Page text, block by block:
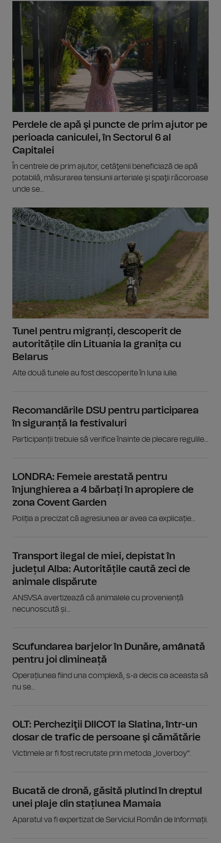
Perdele de apă şi puncte de prim ajutor pe
perioada caniculei, în Sectorul 6 al
Capitalei
În centrele de prim ajutor, cetăţenii beneficiază de apă
potabilă, măsurarea tensiunii arteriale şi spaţii răcoroase
unde se...
Tunel pentru migranți, descoperit de
autoritățile din Lituania la granița cu
Belarus
Alte două tunele au fost descoperite în luna iulie.
Recomandările DSU pentru participarea
în siguranță la festivaluri
Participanții trebuie să verifice înainte de plecare regulile...
LONDRA: Femeie arestată pentru
înjunghierea a 4 bărbați în apropiere de
zona Covent Garden
Poliția a precizat că agresiunea ar avea ca explicație...
Transport ilegal de miei, depistat în
județul Alba: Autoritățile caută zeci de
animale dispărute
ANSVSA avertizează că animalele cu proveniență
necunoscută și...
Scufundarea barjelor în Dunăre, amânată
pentru joi dimineață
Operațiunea fiind una complexă, s-a decis ca aceasta să
nu se...
OLT: Percheziţii DIICOT la Slatina, într-un
dosar de trafic de persoane şi cămătărie
Victimele ar fi fost recrutate prin metoda „loverboy”.
Bucată de dronă, găsită plutind în dreptul
unei plaje din stațiunea Mamaia
Aparatul va fi expertizat de Serviciul Român de Informații.